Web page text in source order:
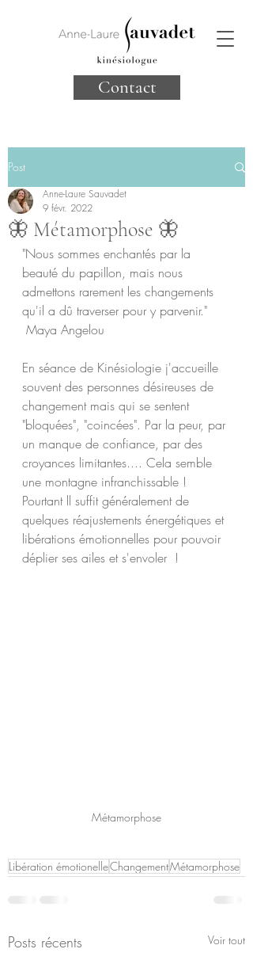
Contact
Post
🦋 Métamorphose 🦋
Anne-Laure Sauvadet
9 févr. 2022
"Nous sommes enchantés par la
beauté du papillon, mais nous
admettons rarement les changements
qu'il a dû traverser pour y parvenir."
Maya Angelou
En séance de Kinésiologie j'accueille
souvent des personnes désireuses de
changement mais qui se sentent
"bloquées", "coincées". Par la peur, par
un manque de confiance, par des
croyances limitantes.... Cela semble
une montagne infranchissable !
Pourtant ll suffit généralement de
quelques réajustements énergétiques et
libérations émotionnelles pour pouvoir
déplier ses ailes et s'envoler  !
Métamorphose
Libération émotionelleChangementMétamorphose
Posts récents Voir tout